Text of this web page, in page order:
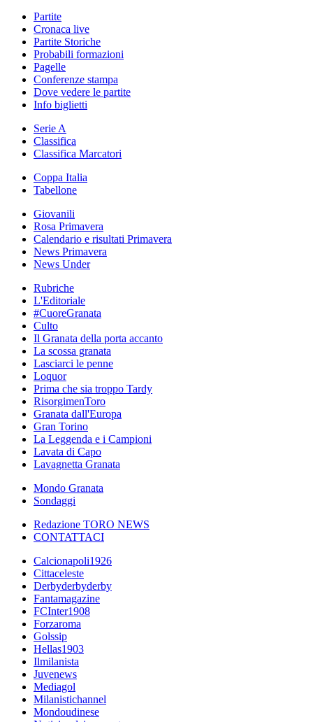
Partite
Cronaca live
Partite Storiche
Probabili formazioni
Pagelle
Conferenze stampa
Dove vedere le partite
Info biglietti
Serie A
Classifica
Classifica Marcatori
Coppa Italia
Tabellone
Giovanili
Rosa Primavera
Calendario e risultati Primavera
News Primavera
News Under
Rubriche
L'Editoriale
#CuoreGranata
Culto
Il Granata della porta accanto
La scossa granata
Lasciarci le penne
Loquor
Prima che sia troppo Tardy
RisorgimenToro
Granata dall'Europa
Gran Torino
La Leggenda e i Campioni
Lavata di Capo
Lavagnetta Granata
Mondo Granata
Sondaggi
Redazione TORO NEWS
CONTATTACI
Calcionapoli1926
Cittaceleste
Derbyderbyderby
Fantamagazine
FCInter1908
Forzaroma
Golssip
Hellas1903
Ilmilanista
Juvenews
Mediagol
Milanistichannel
Mondoudinese